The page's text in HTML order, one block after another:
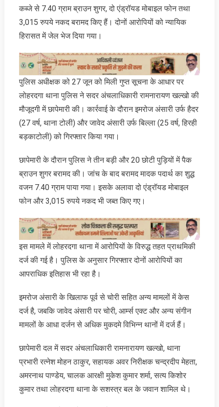
कब्जे से 7.40 ग्राम ब्राउन शुगर, दो एंड्रॉयड मोबाइल फोन तथा
3,015 रुपये नकद बरामद किए हैं। दोनों आरोपियों को न्यायिक
हिरासत में जेल भेज दिया गया।
पुलिस अधीक्षक को 27 जून को मिली गुप्त सूचना के आधार पर
लोहरदगा थाना पुलिस ने सदर अंचलाधिकारी रामनारायण खल्खो की
मौजूदगी में छापेमारी की। कार्रवाई के दौरान इमरोज अंसारी उर्फ हैदर
(27 वर्ष, थाना टोली) और जावेद अंसारी उर्फ बिल्ला (25 वर्ष, हिरही
बड़काटोली) को गिरफ्तार किया गया।
छापेमारी के दौरान पुलिस ने तीन बड़ी और 20 छोटी पुड़ियों में पैक
ब्राउन शुगर बरामद की। जांच के बाद बरामद मादक पदार्थ का शुद्ध
वजन 7.40 ग्राम पाया गया। इसके अलावा दो एंड्रॉयड मोबाइल
फोन और 3,015 रुपये नकद भी जब्त किए गए।
इस मामले में लोहरदगा थाना में आरोपियों के विरुद्ध तहत प्राथमिकी
दर्ज की गई है। पुलिस के अनुसार गिरफ्तार दोनों आरोपियों का
आपराधिक इतिहास भी रहा है।
इमरोज अंसारी के खिलाफ पूर्व से चोरी सहित अन्य मामलों में केस
दर्ज है, जबकि जावेद अंसारी पर चोरी, आर्म्स एक्ट और अन्य संगीन
मामलों के आधा दर्जन से अधिक मुकदमे विभिन्न थानों में दर्ज हैं।
छापेमारी दल में सदर अंचलाधिकारी रामनारायण खल्खो, थाना
प्रभारी रत्नेश मोहन ठाकुर, सहायक अवर निरीक्षक चन्द्रदीप मेहता,
अमरनाथ पाण्डेय, चालक आरक्षी मुकेश कुमार शर्मा, सत्य किशोर
कुमार तथा लोहरदगा थाना के सशस्त्र बल के जवान शामिल थे।